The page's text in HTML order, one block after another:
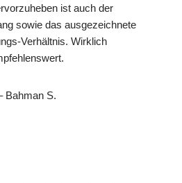
ist auch der
sowie das ausgezeichnete
Verhältnis. Wirklich
Bahman S.